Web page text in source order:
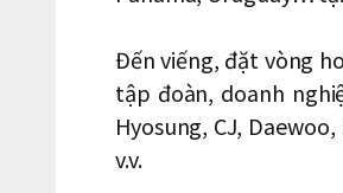
Đến viếng, đặt vòng
tập đoàn, doanh
Hyosung, CJ,
v.v.